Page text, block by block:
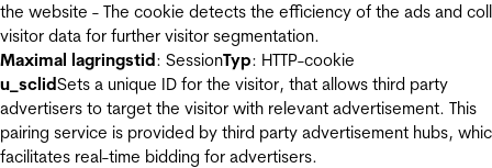
the website - The cookie detects the efficiency of the ads and
visitor data for further visitor segmentation.
Maximal lagringstid: SessionTyp: HTTP-cookie
u_sclidSets a unique ID for the visitor, that allows third party
advertisers to target the visitor with relevant advertisement. This
pairing service is provided by third party advertisement hubs,
facilitates real-time bidding for advertisers.